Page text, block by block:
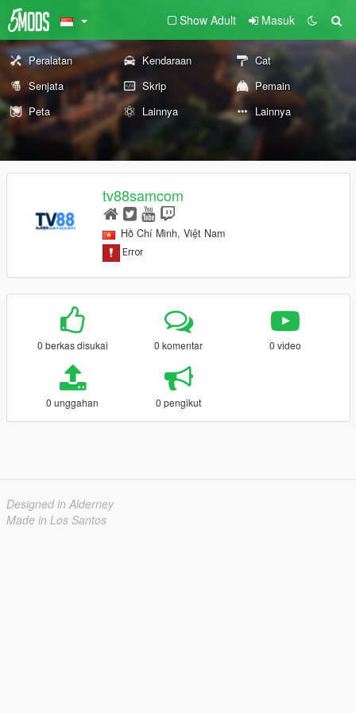
Show Adult Masuk
Peralatan Kendaraan
Cat
Senjata
Skrip
Pemain
Peta
Lainnya Lainnya
tv88samcom
Hồ Chí Minh, Việt Nam
0 berkas disukai 0 komentar 0 video
0 unggahan 0 pengikut
Designed in Alderney
Made in Los Santos